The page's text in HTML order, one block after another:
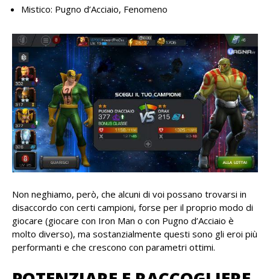
Mistico: Pugno d’Acciaio, Fenomeno
Non neghiamo, però, che alcuni di voi possano trovarsi in
disaccordo con certi campioni, forse per il proprio modo di
giocare (giocare con Iron Man o con Pugno d’Acciaio è
molto diverso), ma sostanzialmente questi sono gli eroi più
performanti e che crescono con parametri ottimi.